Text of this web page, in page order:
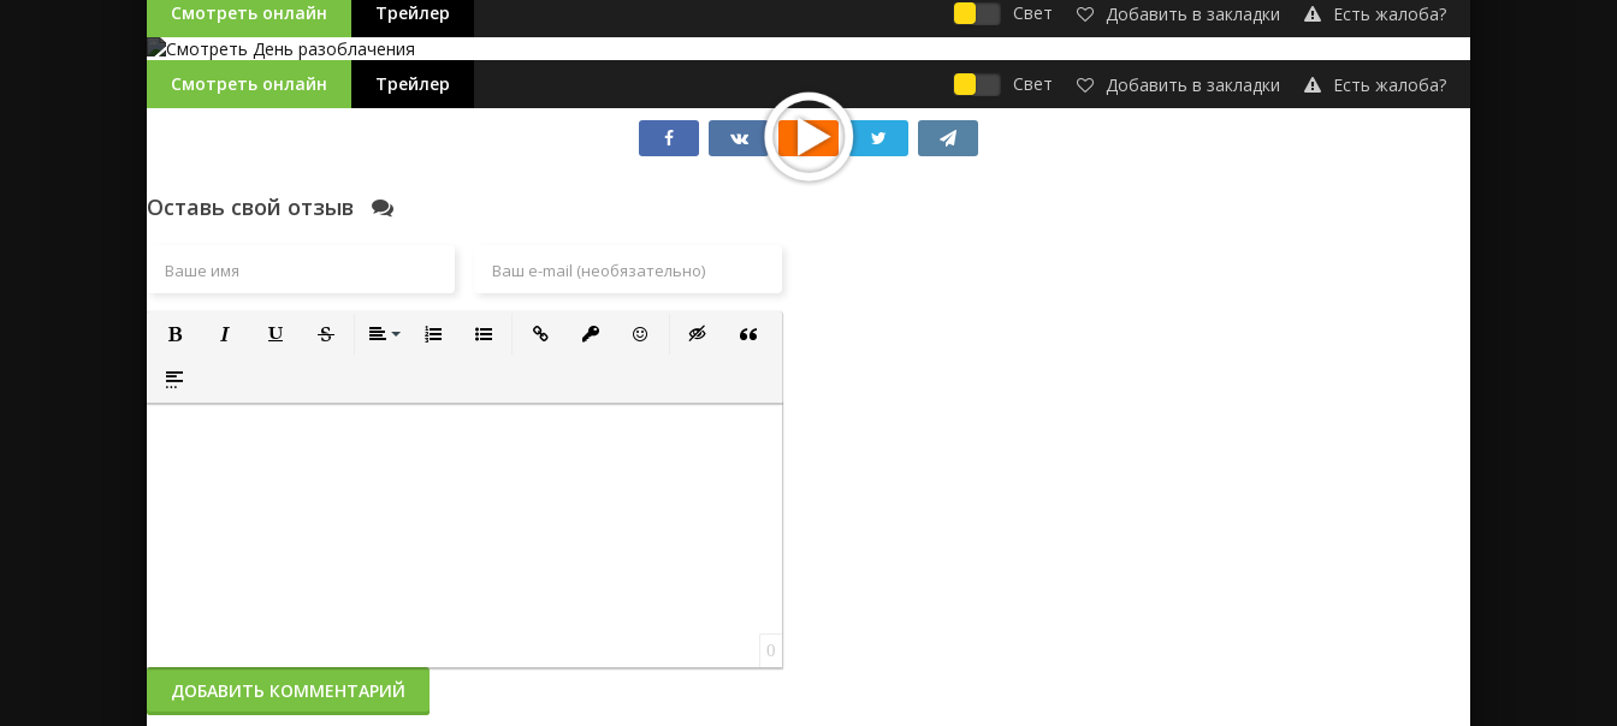
Смотреть онлайн Трейлер Свет Добавить в закладки Есть жалоба?
Смотреть онлайн Трейлер Свет Добавить в закладки Есть жалоба?
Оставь свой отзыв
Полужирный
Вставка спойлера
0
ДОБАВИТЬ КОММЕНТАРИЙ